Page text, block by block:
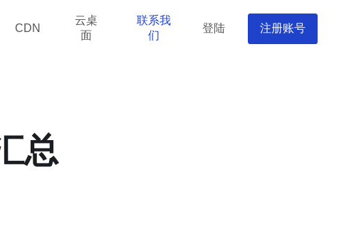
CDN
云桌
面
联系我
们
登陆 注册账号
总